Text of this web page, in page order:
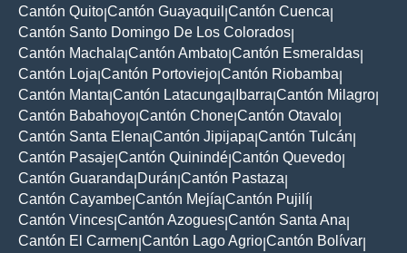
Cantón Quito Cantón Guayaquil Cantón Cuenca
Cantón Santo Domingo De Los Colorados
Cantón Machala Cantón Ambato Cantón Esmeraldas
Cantón Loja Cantón Portoviejo Cantón Riobamba
Cantón Manta Cantón Latacunga Ibarra Cantón Milagro
Cantón Babahoyo Cantón Chone Cantón Otavalo
Cantón Santa Elena Cantón Jipijapa Cantón Tulcán
Cantón Pasaje Cantón Quinindé Cantón Quevedo
Cantón Guaranda Durán Cantón Pastaza
Cantón Cayambe Cantón Mejía Cantón Pujilí
Cantón Vinces Cantón Azogues Cantón Santa Ana
Cantón El Carmen Cantón Lago Agrio Cantón Bolívar